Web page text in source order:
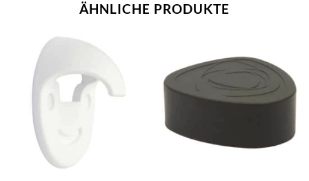
ÄHNLICHE PRODUKTE